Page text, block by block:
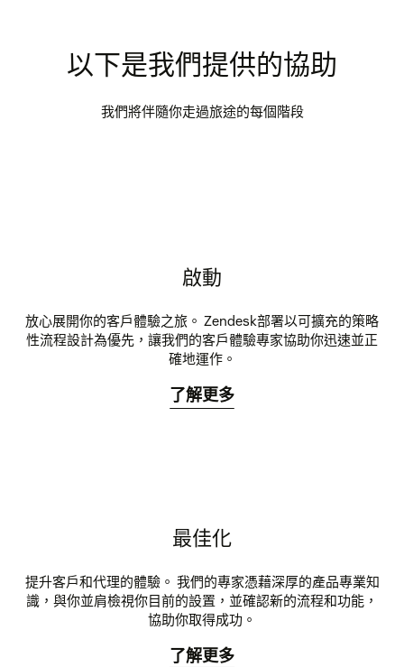
以下是我們提供的協助
我們將伴隨你走過旅途的每個階段
啟動
放心展開你的客戶體驗之旅。 Zendesk部署以可擴充的策略
性流程設計為優先，讓我們的客戶體驗專家協助你迅速並正
確地運作。
了解更多
最佳化
提升客戶和代理的體驗。 我們的專家憑藉深厚的產品專業知
識，與你並肩檢視你目前的設置，並確認新的流程和功能，
協助你取得成功。
了解更多